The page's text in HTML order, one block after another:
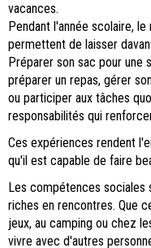
vacances.
Pendant l'année scolaire,
permettent de laisser
Préparer son sac pour une
préparer un repas, gérer
ou participer aux tâches
responsabilités qui
Ces expériences rendent
qu'il est capable de faire
Les compétences
riches en rencontres. Que
jeux, au camping ou chez
vivre avec d'autres